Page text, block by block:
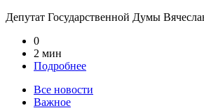
Депутат Государственной Думы
0
2 мин
Подробнее
Все новости
Важное